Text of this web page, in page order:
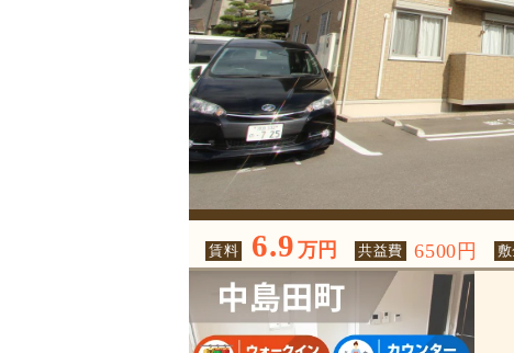
賃料 6.9 万円 共益費 6500円